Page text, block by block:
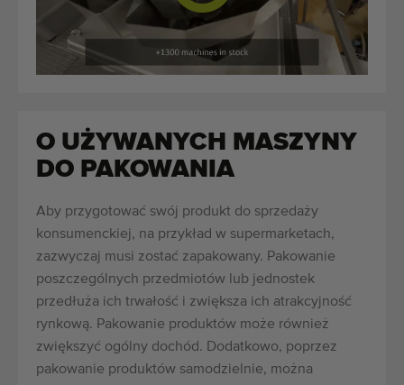
O UŻYWANYCH MASZYNY
DO PAKOWANIA
Aby przygotować swój produkt do sprzedaży
konsumenckiej, na przykład w supermarketach,
zazwyczaj musi zostać zapakowany. Pakowanie
poszczególnych przedmiotów lub jednostek
przedłuża ich trwałość i zwiększa ich atrakcyjność
rynkową. Pakowanie produktów może również
zwiększyć ogólny dochód. Dodatkowo, poprzez
pakowanie produktów samodzielnie, można